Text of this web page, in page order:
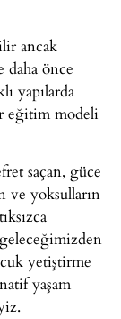
ancak
daha önce
yapılarda
eğitim modeli
saçan, güce
yoksulların
yetiştirme
yaşam